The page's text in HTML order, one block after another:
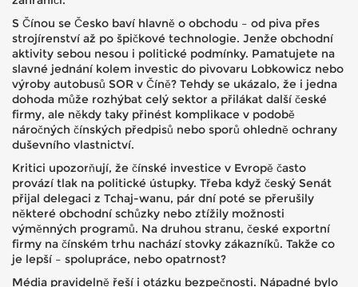
S Čínou se Česko baví hlavně o obchodu – od piva přes
strojírenství až po špičkové technologie. Jenže obchodní
aktivity sebou nesou i politické podmínky. Pamatujete na
slavné jednání kolem investic do pivovaru Lobkowicz nebo
výroby autobusů SOR v Číně? Tehdy se ukázalo, že i jedna
dohoda může rozhýbat celý sektor a přilákat další české
firmy, ale někdy taky přinést komplikace v podobě
náročných čínských předpisů nebo sporů ohledně ochrany
duševního vlastnictví.
Kritici upozorňují, že čínské investice v Evropě často
provází tlak na politické ústupky. Třeba když český Senát
přijal delegaci z Tchaj-wanu, pár dní poté se přerušily
některé obchodní schůzky nebo ztížily možnosti
výměnných programů. Na druhou stranu, české exportní
firmy na čínském trhu nachází stovky zákazníků. Takže co
je lepší – spolupráce, nebo opatrnost?
Média pravidelně řeší i otázku bezpečnosti. Nápadné bylo